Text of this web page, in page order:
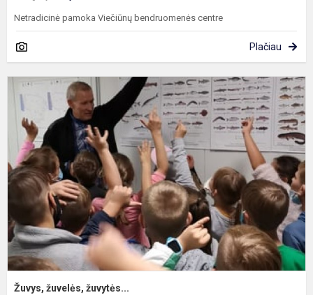
Netradicinė pamoka Viečiūnų bendruomenės centre
Plačiau
Žuvys, žuvelės, žuvytės...